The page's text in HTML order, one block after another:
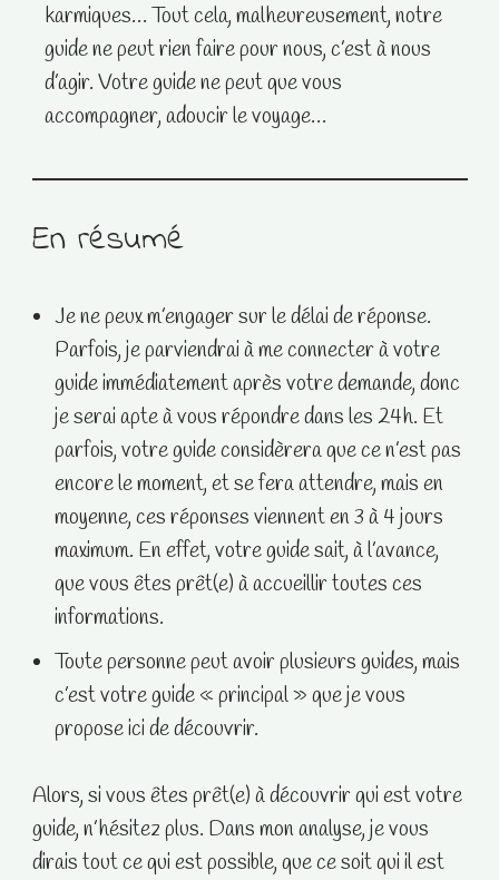
karmiques… Tout cela, malheureusement, notre
guide ne peut rien faire pour nous, c’est à nous
d’agir. Votre guide ne peut que vous
accompagner, adoucir le voyage…
En résumé
Je ne peux m’engager sur le délai de réponse.
Parfois, je parviendrai à me connecter à votre
guide immédiatement après votre demande, donc
je serai apte à vous répondre dans les 24h. Et
parfois, votre guide considèrera que ce n’est pas
encore le moment, et se fera attendre, mais en
moyenne, ces réponses viennent en 3 à 4 jours
maximum. En effet, votre guide sait, à l’avance,
que vous êtes prêt(e) à accueillir toutes ces
informations.
Toute personne peut avoir plusieurs guides, mais
c’est votre guide « principal » que je vous
propose ici de découvrir.
Alors, si vous êtes prêt(e) à découvrir qui est votre
guide, n’hésitez plus. Dans mon analyse, je vous
dirais tout ce qui est possible, que ce soit qui il est